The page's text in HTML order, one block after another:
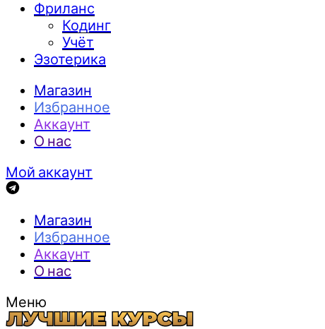
Фриланс
Кодинг
Учёт
Эзотерика
Магазин
Избранное
Аккаунт
О нас
Мой аккаунт
Магазин
Избранное
Аккаунт
О нас
Меню